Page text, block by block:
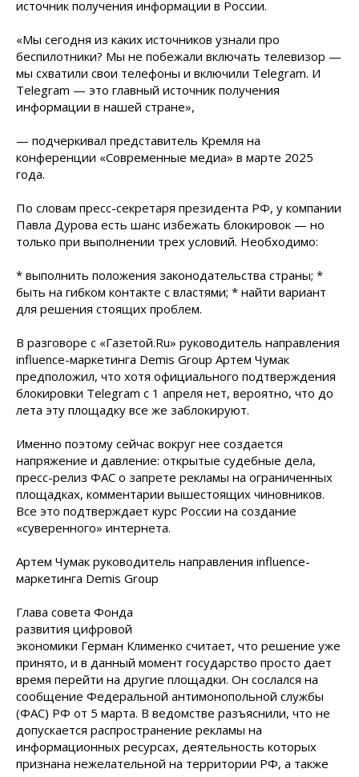
источник получения информации в России.
«Мы сегодня из каких источников узнали про
беспилотники? Мы не побежали включать телевизор —
мы схватили свои телефоны и включили Telegram. И
Telegram — это главный источник получения
информации в нашей стране»,
— подчеркивал представитель Кремля на
конференции «Современные медиа» в марте 2025
года.
По словам пресс-секретаря президента РФ, у компании
Павла Дурова есть шанс избежать блокировок — но
только при выполнении трех условий. Необходимо:
* выполнить положения законодательства страны; *
быть на гибком контакте с властями; * найти вариант
для решения стоящих проблем.
В разговоре с «Газетой.Ru» руководитель направления
influence-маркетинга Demis Group Артем Чумак
предположил, что хотя официального подтверждения
блокировки Telegram с 1 апреля нет, вероятно, что до
лета эту площадку все же заблокируют.
Именно поэтому сейчас вокруг нее создается
напряжение и давление: открытые судебные дела,
пресс-релиз ФАС о запрете рекламы на ограниченных
площадках, комментарии вышестоящих чиновников.
Все это подтверждает курс России на создание
«суверенного» интернета.
Артем Чумак руководитель направления influence-
маркетинга Demis Group
Глава совета Фонда
развития цифровой
экономики Герман Клименко считает, что решение уже
принято, и в данный момент государство просто дает
время перейти на другие площадки. Он сослался на
сообщение Федеральной антимонопольной службы
(ФАС) РФ от 5 марта. В ведомстве разъяснили, что не
допускается распространение рекламы на
информационных ресурсах, деятельность которых
признана нежелательной на территории РФ, а также